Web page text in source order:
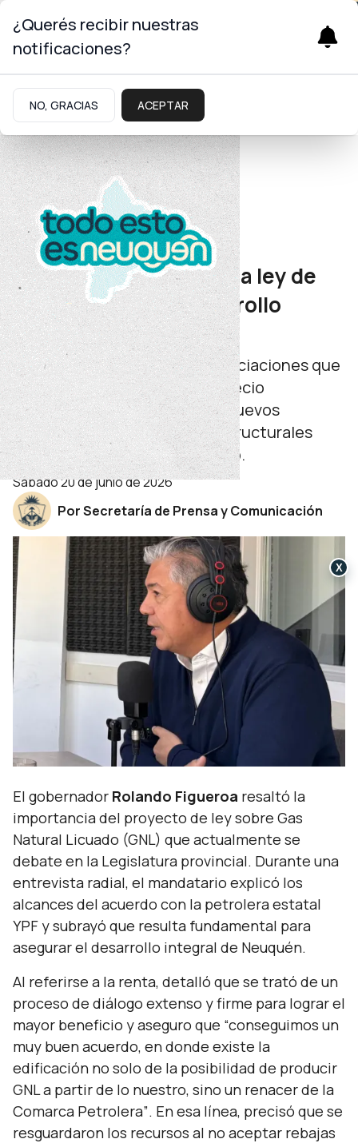
Energía
Nuevo esquema
Figueroa destacó que la ley de
GNL permitirá el desarrollo
integral de la provincia
El gobernador explicó las negociaciones que
hubo con YPF para lograr un precio
competitivo y afirmó que los nuevos
recursos financiarán obras estructurales
para un crecimiento equitativo.
sábado 20 de junio de 2026
Por Secretaría de Prensa y Comunicación
El gobernador Rolando Figueroa resaltó la
importancia del proyecto de ley sobre Gas
Natural Licuado (GNL) que actualmente se
debate en la Legislatura provincial. Durante una
entrevista radial, el mandatario explicó los
alcances del acuerdo con la petrolera estatal
YPF y subrayó que resulta fundamental para
asegurar el desarrollo integral de Neuquén.
Al referirse a la renta, detalló que se trató de un
proceso de diálogo extenso y firme para lograr el
mayor beneficio y aseguro que “conseguimos un
muy buen acuerdo, en donde existe la
edificación no solo de la posibilidad de producir
GNL a partir de lo nuestro, sino un renacer de la
Comarca Petrolera”. En esa línea, precisó que se
resguardaron los recursos al no aceptar rebajas
¿Querés recibir nuestras
notificaciones?
NO, GRACIAS ACEPTAR
X